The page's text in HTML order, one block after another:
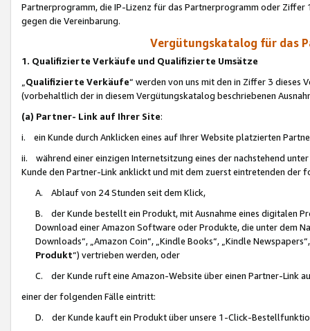
Partnerprogramm, die IP-Lizenz für das Partnerprogramm oder
gegen die Vereinbarung.
Vergütungskatalog für das
1. Qualifizierte Verkäufe und Qualifizierte Umsätze
Qualifizierte Verkäufe“ werden von uns mit den in Ziffer 3
(vorbehaltlich der in diesem Vergütungskatalog beschriebenen
(a) Partner- Link auf Ihrer Site:
i. ein Kunde durch Anklicken eines auf Ihrer Website platzierten
ii. während einer einzigen Internetsitzung eines der nachstehend
Kunde den Partner-Link anklickt und mit dem zuerst eintretenden der
A. Ablauf von 24 Stunden seit dem Klick,
B. der Kunde bestellt ein Produkt, mit Ausnahme eines digitalen
Download einer Amazon Software oder Produkte, die unter dem
Downloads“, „Amazon Coin“, „Kindle Books“, „Kindle
Produkt“) vertrieben werden, oder
C. der Kunde ruft eine Amazon-Website über einen Partner-Link
einer der folgenden Fälle eintritt:
D. der Kunde kauft ein Produkt über unsere 1-Click-